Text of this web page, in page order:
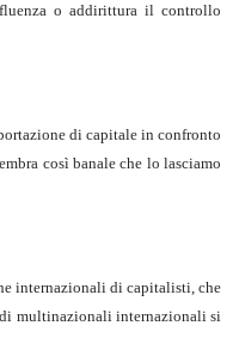
o addirittura il controllo
di capitale in confronto
così banale che lo lasciamo
internazionali di capitalisti, che
multinazionali internazionali si